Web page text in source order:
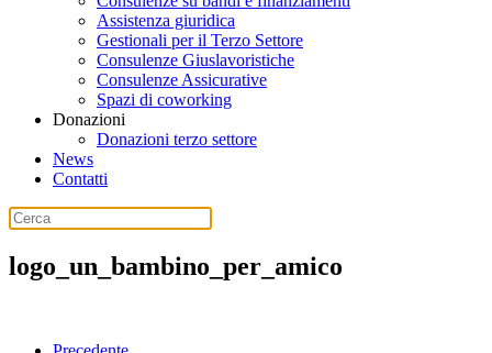
Assistenza giuridica
Gestionali per il Terzo Settore
Consulenze Giuslavoristiche
Consulenze Assicurative
Spazi di coworking
Donazioni
Donazioni terzo settore
News
Contatti
logo_un_bambino_per_amico